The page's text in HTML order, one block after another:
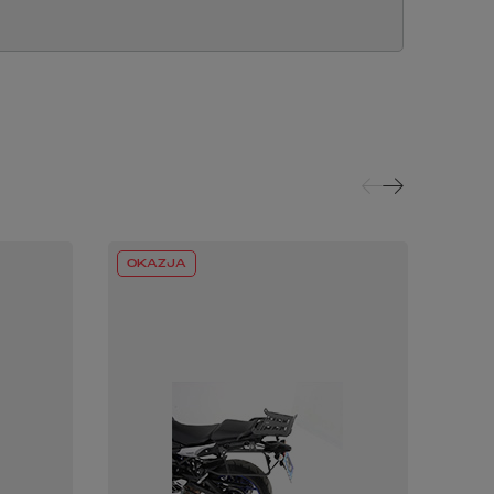
OKAZJA